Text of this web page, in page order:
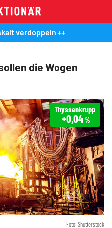
verdoppeln ++
die Wogen
Foto: Shutterstock
Thyssenkrupp
+0,04 %